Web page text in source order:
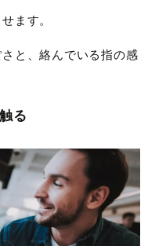
ます。
と、絡んでいる指の感
る